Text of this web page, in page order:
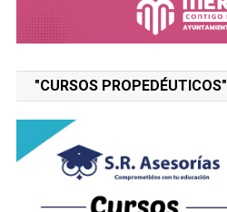
"CURSOS PROPEDÉUTICOS"